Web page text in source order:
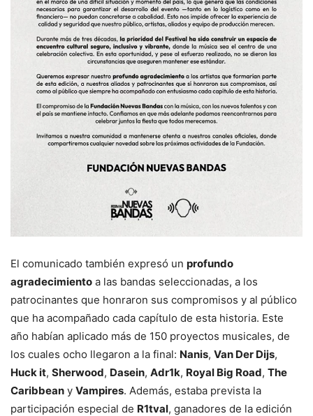
El comunicado también expresó un profundo
agradecimiento a las bandas seleccionadas, a los
patrocinantes que honraron sus compromisos y al público
que ha acompañado cada capítulo de esta historia. Este
año habían aplicado más de 150 proyectos musicales, de
los cuales ocho llegaron a la final: Nanis, Van Der Dijs,
Huck it, Sherwood, Dasein, Adr1k, Royal Big Road, The
Caribbean y Vampires. Además, estaba prevista la
participación especial de R1tval, ganadores de la edición